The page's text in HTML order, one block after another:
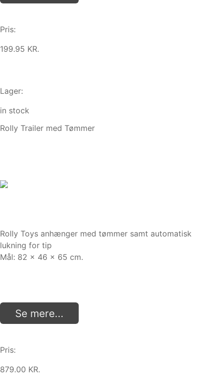
Pris:
199.95 KR.
Lager:
in stock
Rolly Trailer med Tømmer
Rolly Toys anhænger med tømmer samt automatisk
lukning for tip
Mål: 82 x 46 x 65 cm.
Se mere...
Pris:
879.00 KR.